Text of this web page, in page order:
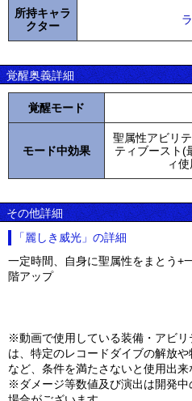
所持キャラ
クター
覚醒奥義詳細
覚醒モード
モード中効果
聖属性アビリ
ティブースト(
ィ
その他詳細
「麗しき威光」の詳細
一定時間、自身に聖属性をまとう+
階アップ
※動画で使用している装備・アビリ
は、特定のレコードダイブの解放
など、条件を満たさないと使用出来
※ダメージ等数値及び演出は開発